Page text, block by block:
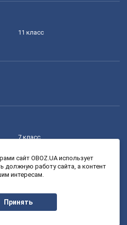
11 класс
7 класс
9 класс
сайт OBOZ.UA использует
должную работу сайта, а контент
интересам.
Принять